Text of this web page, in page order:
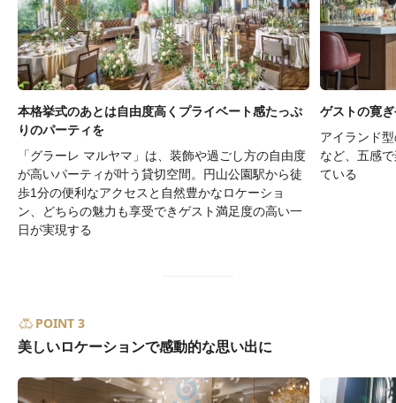
本格挙式のあとは自由度高くプライベート感たっぷ
りのパーティを
「グラーレ マルヤマ」は、装飾や過ごし方の自由度
が高いパーティが叶う貸切空間。円山公園駅から徒
歩1分の便利なアクセスと自然豊かなロケーショ
ン、どちらの魅力も享受できゲスト満足度の高い一
日が実現する
ゲストの寛
アイランド
など、五感
ている
POINT 3
美しいロケーションで感動的な思い出に